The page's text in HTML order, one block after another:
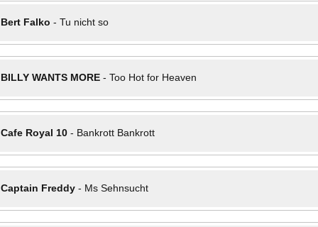
Bert Falko - Tu nicht so
BILLY WANTS MORE- Too Hot for Heaven
Cafe Royal 10- Bankrott Bankrott
Captain Freddy- Ms Sehnsucht